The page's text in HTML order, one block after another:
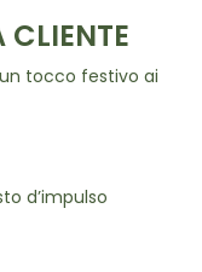
CLIENTE
tocco festivo ai
d’impulso